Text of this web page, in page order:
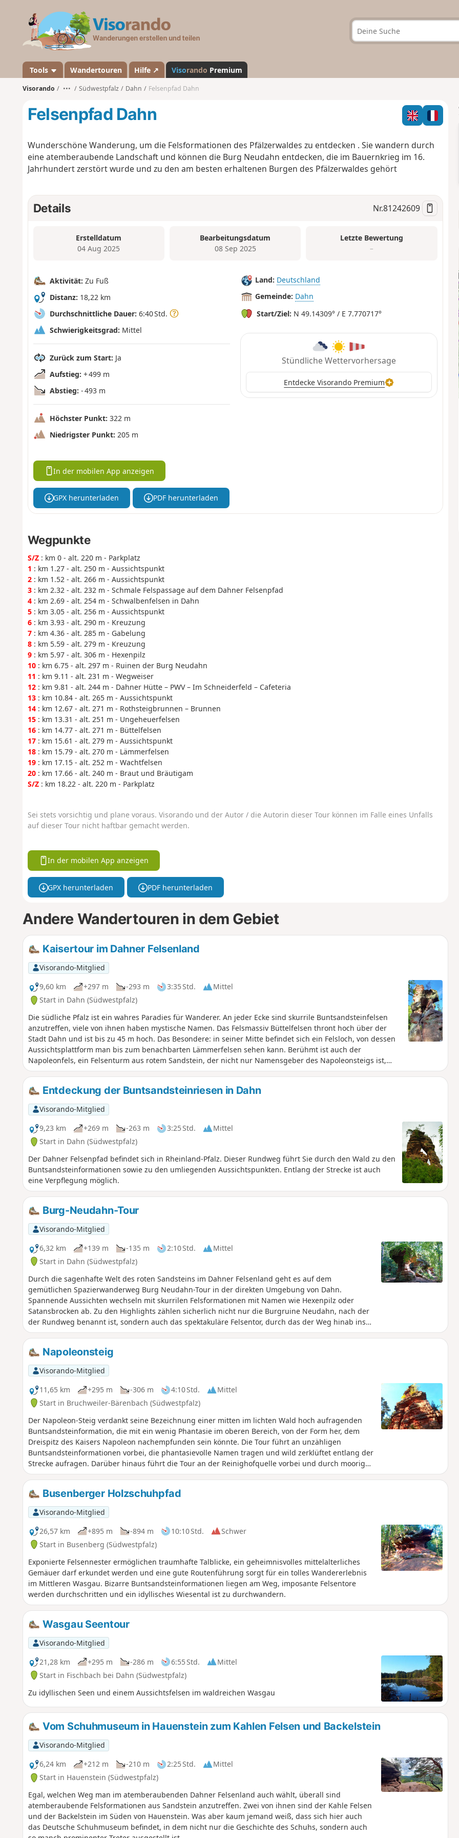
a
n
Tools Wandertouren Hilfe ↗ Visorando Premium
Visorando ••• Südwestpfalz Dahn Felsenpfad Dahn
Felsenpfad Dahn
Wunderschöne Wanderung, um die Felsformationen des Pfälzerwaldes zu entdecken . Sie wandern durch
eine atemberaubende Landschaft und können die Burg Neudahn entdecken, die im Bauernkrieg im 16.
Jahrhundert zerstört wurde und zu den am besten erhaltenen Burgen des Pfälzerwaldes gehört
Details Nr.81242609
Erstelldatum
04 Aug 2025
Bearbeitungsdatum
08 Sep 2025
Letzte Bewertung
–
Aktivität: Zu Fuß
Distanz: 18,22 km
Durchschnittliche Dauer: 6:40 Std.
Schwierigkeitsgrad: Mittel
Zurück zum Start: Ja
Aufstieg: + 499 m
Abstieg: - 493 m
Höchster Punkt: 322 m
Niedrigster Punkt: 205 m
Land: Deutschland
Gemeinde: Dahn
Start/Ziel: N 49.14309° / E 7.770717°
Stündliche Wettervorhersage
Entdecke Visorando Premium
In der mobilen App anzeigen
GPX herunterladen PDF herunterladen
Wegpunkte
S/Z: km 0 - alt. 220 m - Parkplatz
1 : km 1.27 - alt. 250 m - Aussichtspunkt
2: km 1.52 - alt. 266 m - Aussichtspunkt
3: km 2.32 - alt. 232 m - Schmale Felspassage auf dem Dahner Felsenpfad
4: km 2.69 - alt. 254 m - Schwalbenfelsen in Dahn
5: km 3.05 - alt. 256 m - Aussichtspunkt
6: km 3.93 - alt. 290 m - Kreuzung
7: km 4.36 - alt. 285 m - Gabelung
8: km 5.59 - alt. 279 m - Kreuzung
9: km 5.97 - alt. 306 m - Hexenpilz
10: km 6.75 - alt. 297 m - Ruinen der Burg Neudahn
11 : km 9.11 - alt. 231 m - Wegweiser
12: km 9.81 - alt. 244 m - Dahner Hütte – PWV – Im Schneiderfeld – Cafeteria
13: km 10.84 - alt. 265 m - Aussichtspunkt
14: km 12.67 - alt. 271 m - Rothsteigbrunnen – Brunnen
15: km 13.31 - alt. 251 m - Ungeheuerfelsen
16: km 14.77 - alt. 271 m - Büttelfelsen
17: km 15.61 - alt. 279 m - Aussichtspunkt
18: km 15.79 - alt. 270 m - Lämmerfelsen
19: km 17.15 - alt. 252 m - Wachtfelsen
20: km 17.66 - alt. 240 m - Braut und Bräutigam
S/Z: km 18.22 - alt. 220 m - Parkplatz
Sei stets vorsichtig und plane voraus. Visorando und der Autor / die Autorin dieser Tour können im Falle eines Unfalls
auf dieser Tour nicht haftbar gemacht werden.
In der mobilen App anzeigen
GPX herunterladen PDF herunterladen
Andere Wandertouren in dem Gebiet
Kaisertour im Dahner Felsenland
Visorando-Mitglied
9,60 km
+297 m -293 m 3:35 Std.
Mittel
Start in Dahn (Südwestpfalz)
Die südliche Pfalz ist ein wahres Paradies für Wanderer. An jeder Ecke sind skurrile Buntsandsteinfelsen
anzutreffen, viele von ihnen haben mystische Namen. Das Felsmassiv Büttelfelsen thront hoch über der
Stadt Dahn und ist bis zu 45 m hoch. Das Besondere: in seiner Mitte befindet sich ein Felsloch, von dessen
Aussichtsplattform man bis zum benachbarten Lämmerfelsen sehen kann. Berühmt ist auch der
Napoleonfels, ein Felsenturm aus rotem Sandstein, der nicht nur Namensgeber des Napoleonsteigs ist,
sondern auch auf der knapp 10 km langen Kaisertour liegt.
Entdeckung der Buntsandsteinriesen in Dahn
Visorando-Mitglied
9,23 km
+269 m -263 m 3:25 Std.
Mittel
Start in Dahn (Südwestpfalz)
Der Dahner Felsenpfad befindet sich in Rheinland-Pfalz. Dieser Rundweg führt Sie durch den Wald zu den
Buntsandsteinformationen sowie zu den umliegenden Aussichtspunkten. Entlang der Strecke ist auch
eine Verpflegung möglich.
Burg-Neudahn-Tour
Visorando-Mitglied
6,32 km
+139 m -135 m 2:10 Std.
Mittel
Start in Dahn (Südwestpfalz)
Durch die sagenhafte Welt des roten Sandsteins im Dahner Felsenland geht es auf dem
gemütlichen Spazierwanderweg Burg Neudahn-Tour in der direkten Umgebung von Dahn.
Spannende Aussichten wechseln mit skurrilen Felsformationen mit Namen wie Hexenpilz oder
Satansbrocken ab. Zu den Highlights zählen sicherlich nicht nur die Burgruine Neudahn, nach der
der Rundweg benannt ist, sondern auch das spektakuläre Felsentor, durch das der Weg hinab ins
Moosbachtal führt.
Napoleonsteig
Visorando-Mitglied
11,65 km
+295 m -306 m 4:10 Std.
Mittel
Start in Bruchweiler-Bärenbach (Südwestpfalz)
Der Napoleon-Steig verdankt seine Bezeichnung einer mitten im lichten Wald hoch aufragenden
Buntsandsteinformation, die mit ein wenig Phantasie im oberen Bereich, von der Form her, dem
Dreispitz des Kaisers Napoleon nachempfunden sein könnte. Die Tour führt an unzähligen
Buntsandsteinformationen vorbei, die phantasievolle Namen tragen und wild zerklüftet entlang der
Strecke aufragen. Darüber hinaus führt die Tour an der Reinighofquelle vorbei und durch moorige
Feuchtwiesen im Wöllmersbachtal.
Busenberger Holzschuhpfad
Visorando-Mitglied
26,57 km
+895 m -894 m 10:10 Std.
Schwer
Start in Busenberg (Südwestpfalz)
Exponierte Felsennester ermöglichen traumhafte Talblicke, ein geheimnisvolles mittelalterliches
Gemäuer darf erkundet werden und eine gute Routenführung sorgt für ein tolles Wandererlebnis
im Mittleren Wasgau. Bizarre Buntsandsteinformationen liegen am Weg, imposante Felsentore
werden durchschritten und ein idyllisches Wiesental ist zu durchwandern.
Wasgau Seentour
Visorando-Mitglied
21,28 km
+295 m -286 m 6:55 Std.
Mittel
Start in Fischbach bei Dahn (Südwestpfalz)
Zu idyllischen Seen und einem Aussichtsfelsen im waldreichen Wasgau
Vom Schuhmuseum in Hauenstein zum Kahlen Felsen und Backelstein
Visorando-Mitglied
6,24 km
+212 m -210 m 2:25 Std.
Mittel
Start in Hauenstein (Südwestpfalz)
Egal, welchen Weg man im atemberaubenden Dahner Felsenland auch wählt, überall sind
atemberaubende Felsformationen aus Sandstein anzutreffen. Zwei von ihnen sind der Kahle Felsen
und der Backelstein im Süden von Hauenstein. Was aber kaum jemand weiß, dass sich hier auch
das Deutsche Schuhmuseum befindet, in dem nicht nur die Geschichte des Schuhs, sondern auch